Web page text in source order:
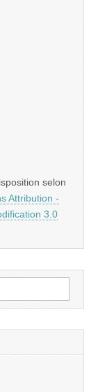
selon
Attribution -
3.0